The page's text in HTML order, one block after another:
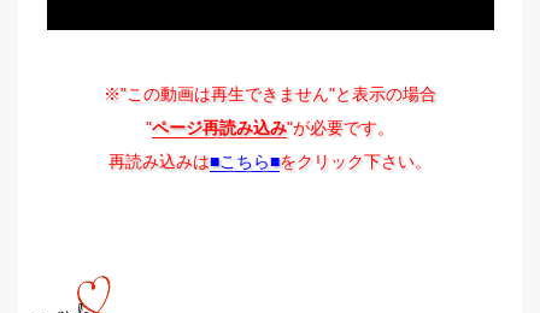
※"この動画は再生できません"と表示の場合
"ページ再読み込み"が必要です。
再読み込みは■こちら■をクリック下さい。